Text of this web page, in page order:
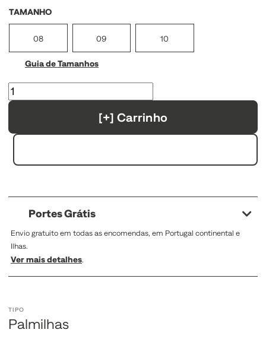
TIPO
Palmilhas
TAMANHO
08 09 10
Guia de Tamanhos
[+] Carrinho
Portes Grátis
Envio gratuito em todas as encomendas, em Portugal continental e
Ilhas.
Ver mais detalhes.